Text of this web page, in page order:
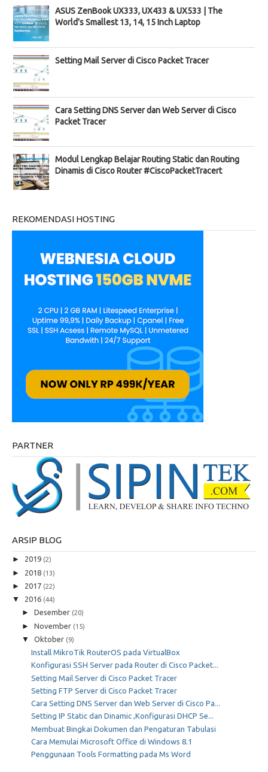
ASUS ZenBook UX333, UX433 & UX533 | The
World's Smallest 13, 14, 15 Inch Laptop
Setting Mail Server di Cisco Packet Tracer
Cara Setting DNS Server dan Web Server di Cisco
Packet Tracer
Modul Lengkap Belajar Routing Static dan Routing
Dinamis di Cisco Router #CiscoPacketTracert
REKOMENDASI HOSTING
PARTNER
ARSIP BLOG
► 2019 (2)
► 2018 (13)
► 2017 (22)
▼ 2016 (44)
► Desember (20)
► November (15)
▼ Oktober (9)
Install MikroTik RouterOS pada VirtualBox
Konfigurasi SSH Server pada Router di Cisco Packet...
Setting Mail Server di Cisco Packet Tracer
Setting FTP Server di Cisco Packet Tracer
Cara Setting DNS Server dan Web Server di Cisco Pa...
Setting IP Static dan Dinamic ,Konfigurasi DHCP Se...
Membuat Bingkai Dokumen dan Pengaturan Tabulasi
Cara Memulai Microsoft Office di Windows 8.1
Penggunaan Tools Formatting pada Ms Word